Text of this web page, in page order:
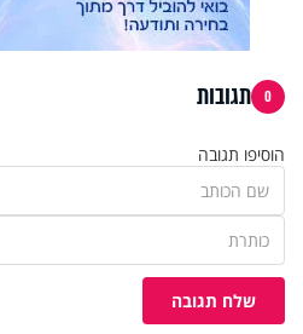
0 תגובות
הוסיפו תגובה
שלח תגובה